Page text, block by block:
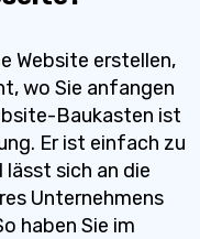
Website erstellen,
wo Sie anfangen
Baukasten ist
Er ist einfach zu
lässt sich an die
Unternehmens
haben Sie im